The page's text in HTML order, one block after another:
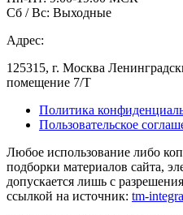
Сб / Вс: Выходные
Адрес:
125315, г. Москва
помещение 7/Т
Политика
Пользовательское
Любое использование либо
подборки материалов сайта,
допускается лишь с
ссылкой на источник: tm-